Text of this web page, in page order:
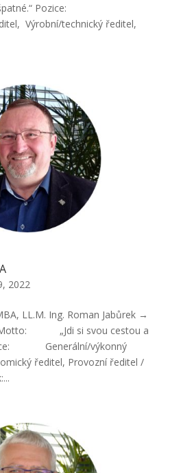
Pozice:
Výrobní/technický ředitel,
2022
LL.M. Ing. Roman Jabůrek →
Motto: „Jdi si svou cestou a
Generální/výkonný
ředitel, Provozní ředitel /